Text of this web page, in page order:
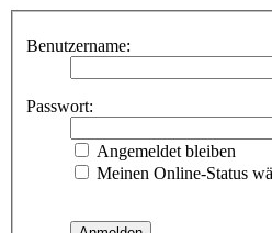
Benutzername:
Passwort:
Angemeldet bleiben
Meinen Online-Status